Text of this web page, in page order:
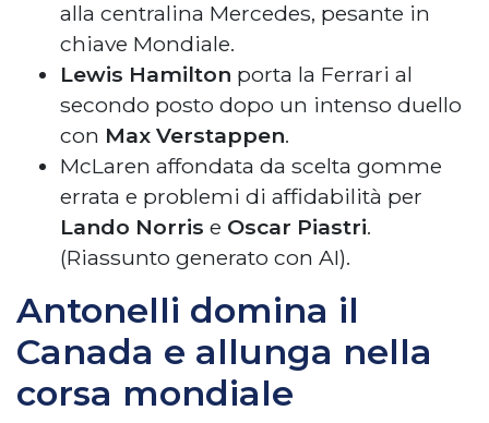
alla centralina Mercedes, pesante in
chiave Mondiale.
Lewis Hamilton porta la Ferrari al
secondo posto dopo un intenso duello
con Max Verstappen.
McLaren affondata da scelta gomme
errata e problemi di affidabilità per
Lando Norris e Oscar Piastri.
(Riassunto generato con AI).
Antonelli domina il
Canada e allunga nella
corsa mondiale